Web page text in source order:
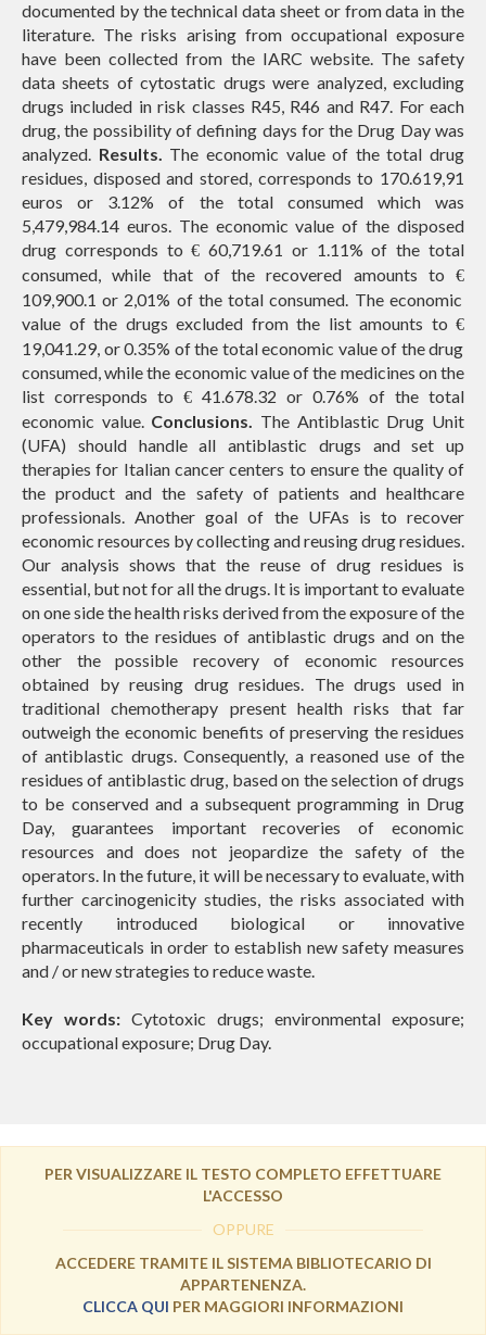
documented by the technical data sheet or from data in the
literature. The risks arising from occupational exposure
have been collected from the IARC website. The safety
data sheets of cytostatic drugs were analyzed, excluding
drugs included in risk classes R45, R46 and R47. For each
drug, the possibility of defining days for the Drug Day was
analyzed. Results. The economic value of the total drug
residues, disposed and stored, corresponds to 170.619,91
euros or 3.12% of the total consumed which was
5,479,984.14 euros. The economic value of the disposed
drug corresponds to€ 60,719.61 or 1.11% of the total
consumed, while that of the recovered amounts to €
109,900.1 or 2,01% of the total consumed. The economic
value of the drugs excluded from the list amounts to €
19,041.29, or 0.35% of the total economic value of the drug
consumed, while the economic value of the medicines on the
list corresponds to € 41.678.32 or 0.76% of the total
economic value. Conclusions. The Antiblastic Drug Unit
(UFA) should handle all antiblastic drugs and set up
therapies for Italian cancer centers to ensure the quality of
the product and the safety of patients and healthcare
professionals. Another goal of the UFAs is to recover
economic resources by collecting and reusing drug residues.
Our analysis shows that the reuse of drug residues is
essential, but not for all the drugs. It is important to evaluate
on one side the health risks derived from the exposure of the
operators to the residues of antiblastic drugs and on the
other the possible recovery of economic resources
obtained by reusing drug residues. The drugs used in
traditional chemotherapy present health risks that far
outweigh the economic benefits of preserving the residues
of antiblastic drugs. Consequently, a reasoned use of the
residues of antiblastic drug, based on the selection of drugs
to be conserved and a subsequent programming in Drug
Day, guarantees important recoveries of economic
resources and does not jeopardize the safety of the
operators. In the future, it will be necessary to evaluate, with
further carcinogenicity studies, the risks associated with
recently introduced biological or innovative
pharmaceuticals in order to establish new safety measures
and / or new strategies to reduce waste.
Key words: Cytotoxic drugs; environmental exposure;
occupational exposure; Drug Day.
PER VISUALIZZARE IL TESTO COMPLETO EFFETTUARE
L'ACCESSO
OPPURE
ACCEDERE TRAMITE IL SISTEMA BIBLIOTECARIO DI
APPARTENENZA.
CLICCA QUI PER MAGGIORI INFORMAZIONI